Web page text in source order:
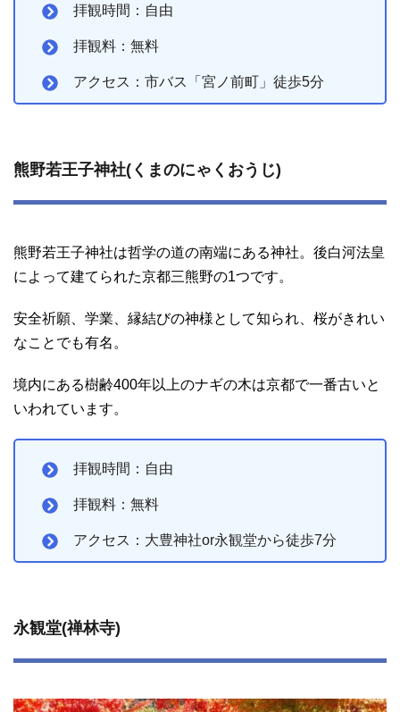
拝観時間：自由
拝観料：無料
アクセス：市バス「宮ノ前町」徒歩5分
熊野若王子神社(くまのにゃくおうじ)
熊野若王子神社は哲学の道の南端にある神社。後白河法皇
によって建てられた京都三熊野の1つです。
安全祈願、学業、縁結びの神様として知られ、桜がきれい
なことでも有名。
境内にある樹齢400年以上のナギの木は京都で一番古いと
いわれています。
拝観時間：自由
拝観料：無料
アクセス：大豊神社or永観堂から徒歩7分
永観堂(禅林寺)